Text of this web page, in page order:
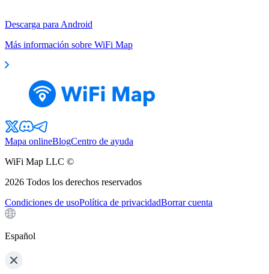
Descarga para Android
Más información sobre WiFi Map
Mapa onlineBlogCentro de ayuda
WiFi Map LLC ©
2026 Todos los derechos reservados
Condiciones de usoPolítica de privacidadBorrar cuenta
Español